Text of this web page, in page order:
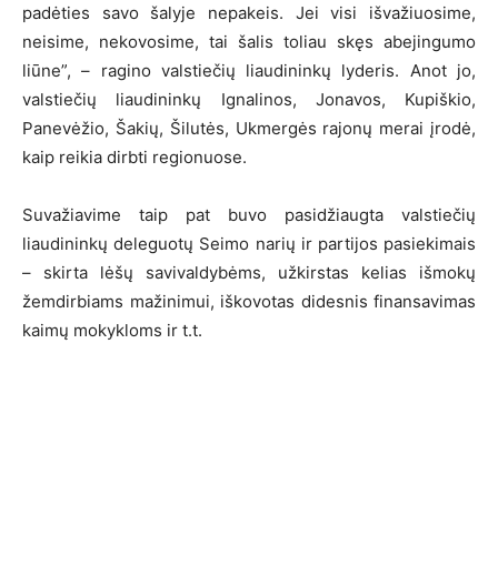
padėties savo šalyje nepakeis. Jei visi išvažiuosime,
neisime, nekovosime, tai šalis toliau skęs abejingumo
liūne”, – ragino valstiečių liaudininkų lyderis. Anot jo,
valstiečių liaudininkų Ignalinos, Jonavos, Kupiškio,
Panevėžio, Šakių, Šilutės, Ukmergės rajonų merai įrodė,
kaip reikia dirbti regionuose.
Suvažiavime taip pat buvo pasidžiaugta valstiečių
liaudininkų deleguotų Seimo narių ir partijos pasiekimais
– skirta lėšų savivaldybėms, užkirstas kelias išmokų
žemdirbiams mažinimui, iškovotas didesnis finansavimas
kaimų mokykloms ir t.t.